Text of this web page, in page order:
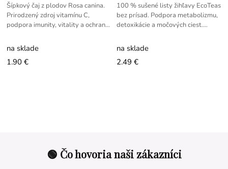
Šípkový čaj z plodov Rosa canina.
Prirodzený zdroj vitamínu C,
podpora imunity, vitality a ochrany
na sklade
1.90 €
100 % sušené listy žihľavy EcoTeas
bez prísad. Podpora metabolizmu,
detoxikácie a močových ciest.
na sklade
2.49 €
🟢 Čo hovoria naši zákazníci